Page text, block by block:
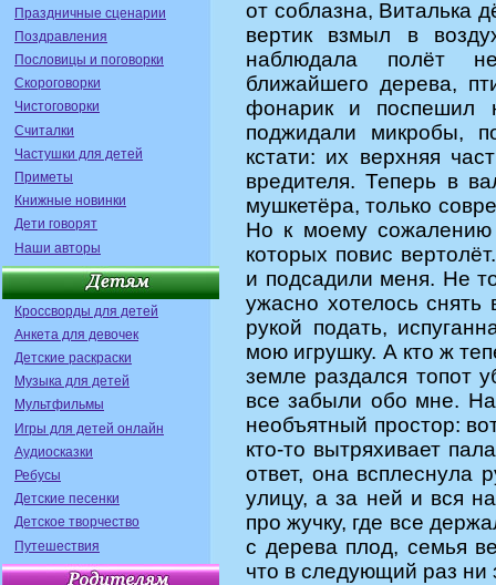
Праздничные сценарии
Поздравления
Пословицы и поговорки
Скороговорки
Чистоговорки
Считалки
Частушки для детей
Приметы
Книжные новинки
Дети говорят
Наши авторы
Кроссворды для детей
Анкета для девочек
Детские раскраски
Музыка для детей
Мультфильмы
Игры для детей онлайн
Аудиосказки
Ребусы
Детские песенки
Детское творчество
Путешествия
от соблазна, Виталька
вертик взмыл в
наблюдала полёт
ближайшего дерева,
фонарик и поспешил
поджидали микробы,
кстати: их верхняя
вредителя. Теперь в
мушкетёра, только
Но к моему сожалению
которых повис
и подсадили меня. Не
ужасно хотелось
рукой подать,
мою игрушку. А кто ж
земле раздался топот
все забыли обо мне. На
необъятный простор:
кто-то вытряхивает
ответ, она всплеснула
улицу, а за ней и вся
про жучку, где все
с дерева плод, семья
что в следующий раз ни